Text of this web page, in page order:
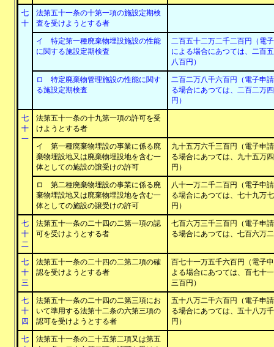
七
十
法第五十一条の十第一項の施設定期検
査を受けようとする者
イ 特定第一種廃棄物埋設施設の性能
に関する施設定期検査
二百五十二万二千二百円（電
による場合にあつては、二百
八百円）
ロ 特定廃棄物管理施設の性能に関す
る施設定期検査
二百二万八千六百円（電子申
る場合にあつては、二百二万
円）
七
十
一
法第五十一条の十九第一項の許可を受
けようとする者
イ 第一種廃棄物埋設の事業に係る廃
棄物埋設地又は廃棄物埋設地を含む一
体としての施設の譲受けの許可
九十五万六千三百円（電子申
る場合にあつては、九十五万
円）
ロ 第二種廃棄物埋設の事業に係る廃
棄物埋設地又は廃棄物埋設地を含む一
体としての施設の譲受けの許可
八十一万二千二百円（電子申
る場合にあつては、七十九万
円）
七
十
二
法第五十一条の二十四の二第一項の認
可を受けようとする者
七百六万三千三百円（電子申
る場合にあつては、七百六万
七
十
三
法第五十一条の二十四の二第二項の確
認を受けようとする者
百七十一万五千六百円（電子
よる場合にあつては、百七十
三百円）
七
十
四
法第五十一条の二十四の二第三項にお
いて準用する法第十二条の六第三項の
認可を受けようとする者
五十八万二千六百円（電子申
る場合にあつては、五十八万
円）
七
法第五十一条の二十五第二項又は第五